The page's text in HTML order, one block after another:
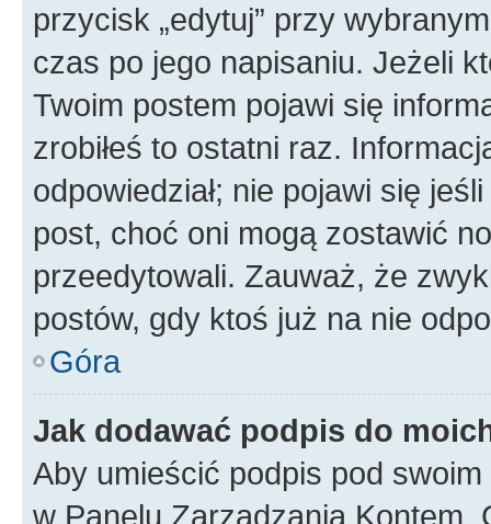
przycisk „edytuj” przy
czas po jego napisaniu. Jeżeli
Twoim postem pojawi się
zrobiłeś to ostatni raz.
odpowiedział; nie pojawi się
post, choć oni mogą zostawić
przeedytowali. Zauważ, że
postów, gdy ktoś już na nie
Góra
Jak dodawać podpis do
Aby umieścić podpis pod
w Panelu Zarządzania